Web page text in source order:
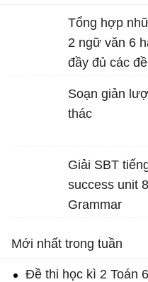
Tổng hợp
2 ngữ văn 6
đầy đủ các
Soạn giản
thác
Giải SBT
success unit
Grammar
Mới nhất trong tuần
Đề thi học kì 2 Toán